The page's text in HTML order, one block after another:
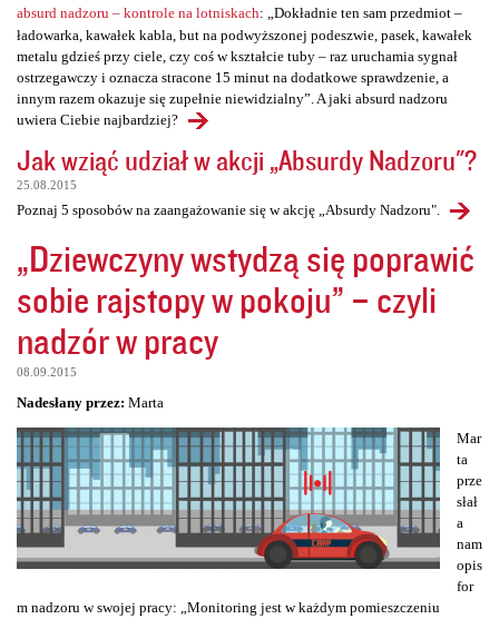
absurd nadzoru – kontrole na lotniskach: „Dokładnie ten sam przedmiot –
ładowarka, kawałek kabla, but na podwyższonej podeszwie, pasek, kawałek
metalu gdzieś przy ciele, czy coś w kształcie tuby – raz uruchamia sygnał
ostrzegawczy i oznacza stracone 15 minut na dodatkowe sprawdzenie, a
innym razem okazuje się zupełnie niewidzialny”. A jaki absurd nadzoru
uwiera Ciebie najbardziej?
Jak wziąć udział w akcji „Absurdy Nadzoru"?
25.08.2015
Poznaj 5 sposobów na zaangażowanie się w akcję „Absurdy Nadzoru".
„Dziewczyny wstydzą się poprawić
sobie rajstopy w pokoju” – czyli
nadzór w pracy
08.09.2015
Nadesłany przez: Marta
Mar
ta
prze
słał
a
nam
opis
for
m nadzoru w swojej pracy: „Monitoring jest w każdym pomieszczeniu